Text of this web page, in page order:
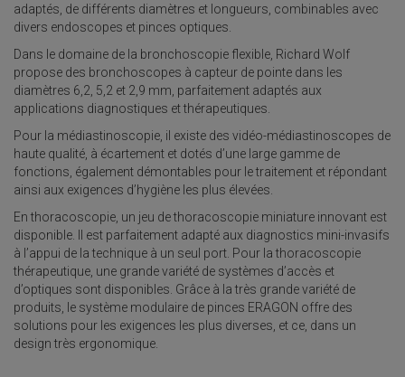
adaptés, de différents diamètres et longueurs, combinables avec
divers endoscopes et pinces optiques.
Dans le domaine de la bronchoscopie flexible, Richard Wolf
propose des bronchoscopes à capteur de pointe dans les
diamètres 6,2, 5,2 et 2,9 mm, parfaitement adaptés aux
applications diagnostiques et thérapeutiques.
Pour la médiastinoscopie, il existe des vidéo-médiastinoscopes de
haute qualité, à écartement et dotés d’une large gamme de
fonctions, également démontables pour le traitement et répondant
ainsi aux exigences d’hygiène les plus élevées.
En thoracoscopie, un jeu de thoracoscopie miniature innovant est
disponible. Il est parfaitement adapté aux diagnostics mini-invasifs
à l’appui de la technique à un seul port. Pour la thoracoscopie
thérapeutique, une grande variété de systèmes d’accès et
d’optiques sont disponibles. Grâce à la très grande variété de
produits, le système modulaire de pinces ERAGON offre des
solutions pour les exigences les plus diverses, et ce, dans un
design très ergonomique.